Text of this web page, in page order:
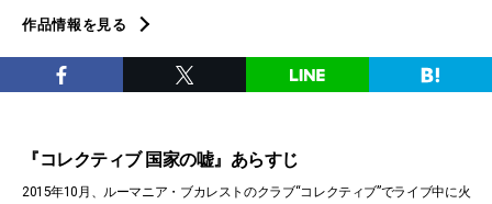
作品情報を見る
『コレクティブ 国家の嘘』あらすじ
2015年10月、ルーマニア・ブカレストのクラブ“コレクティブ”でライブ中に火